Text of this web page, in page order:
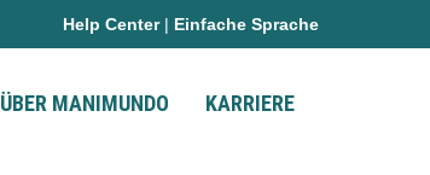
Help Center| Einfache Sprache
ÜBER MANIMUNDO KARRIERE